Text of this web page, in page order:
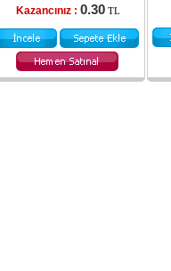
Kazancınız : 0.30 TL